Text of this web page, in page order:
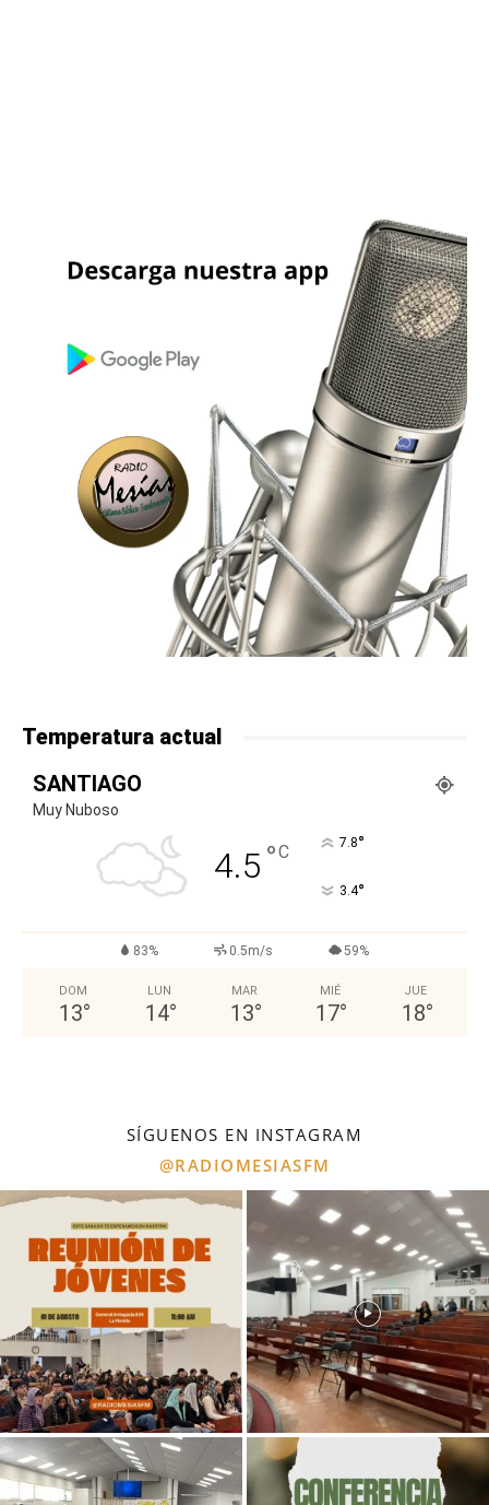
Temperatura actual
SANTIAGO
Muy Nuboso
4.5 °C 7.8°
3.4°
83% 0.5m/s 59%
DOM
13°
LUN
14°
MAR
13°
MIÉ
17°
JUE
18°
SÍGUENOS EN INSTAGRAM
@RADIOMESIASFM